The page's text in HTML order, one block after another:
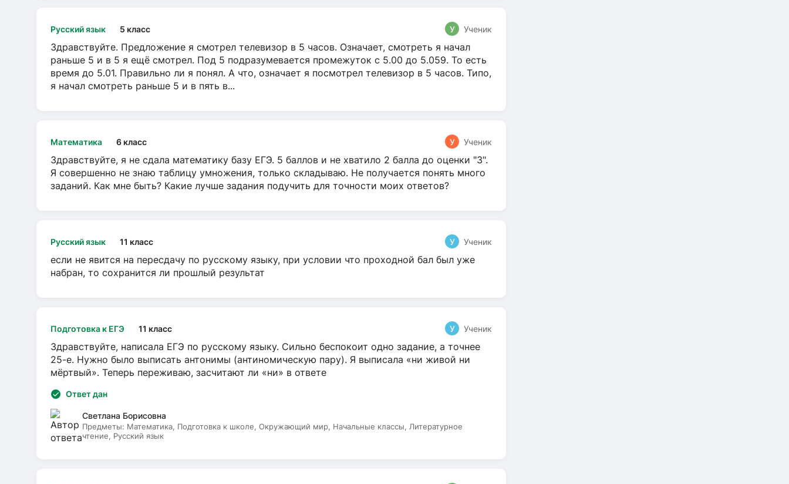
Русский язык 5 класс У Ученик
Здравствуйте. Предложение я смотрел телевизор в 5 часов. Означает, смотреть я начал
раньше 5 и в 5 я ещё смотрел. Под 5 подразумевается промежуток с 5.00 до 5.059. То есть
время до 5.01. Правильно ли я понял. А что, означает я посмотрел телевизор в 5 часов. Типо,
я начал смотреть раньше 5 и в пять в...
Математика 6 класс У Ученик
Здравствуйте, я не сдала математику базу ЕГЭ. 5 баллов и не хватило 2 балла до оценки "3".
Я совершенно не знаю таблицу умножения, только складываю. Не получается понять много
заданий. Как мне быть? Какие лучше задания подучить для точности моих ответов?
Русский язык 11 класс У Ученик
если не явится на пересдачу по русскому языку, при условии что проходной бал был уже
набран, то сохранится ли прошлый результат
Подготовка к ЕГЭ 11 класс У Ученик
Здравствуйте, написала ЕГЭ по русскому языку. Сильно беспокоит одно задание, а точнее
25-е. Нужно было выписать антонимы (антиномическую пару). Я выписала «ни живой ни
мёртвый». Теперь переживаю, засчитают ли «ни» в ответе
Ответ дан
Светлана Борисовна
Предметы: Математика, Подготовка к школе, Окружающий мир, Начальные классы, Литературное
чтение, Русский язык